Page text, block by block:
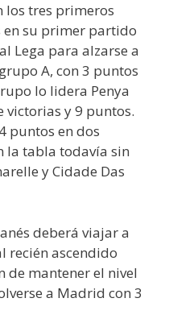
los tres primeros
su primer partido
Lega para alzarse a
A, con 3 puntos
lo lidera Penya
victorias y 9 puntos.
puntos en dos
la tabla todavía sin
y Cidade Das
deberá viajar a
recién ascendido
de mantener el nivel
a Madrid con 3